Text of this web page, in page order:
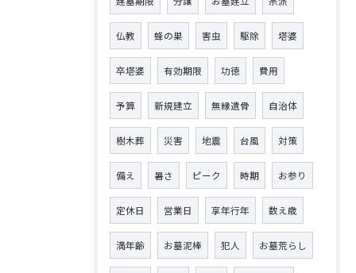
仏教 蜂の巣 害虫 駆除 塔婆
卒塔婆 有効期限 功徳 費用
予算 新規建立 無縁遺骨 自治体
樹木葬 災害 地震 台風 対策
備え 暑さ ピーク 時期 お参り
定休日 営業日 享年行年 数え歳
満年齢 お墓泥棒 犯人 お墓荒らし